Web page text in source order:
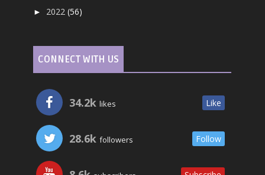
► 2022(56)
CONNECT WITH US
34.2k likes Like
28.6k followers Follow